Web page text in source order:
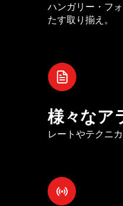
ハンガリー・フ
たす取り揃え。
様々なア
レートやテクニ